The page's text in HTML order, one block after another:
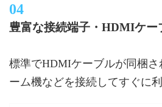
豊富な接続端子・HDMIケー
標準でHDMIケーブルが同梱さ
ーム機などを接続してすぐに利